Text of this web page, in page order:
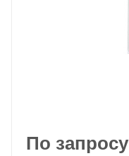
По запросу